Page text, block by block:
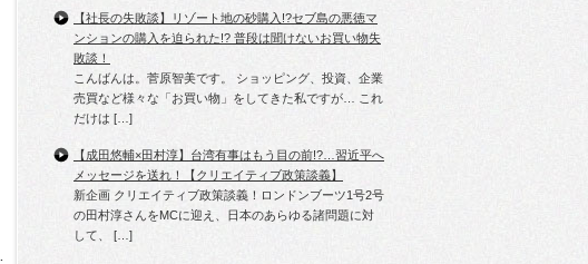
【社長の失敗談】リゾート地の砂購入!?セブ島の悪徳マ
ンションの購入を迫られた!? 普段は聞けないお買い物失
敗談！
こんばんは。菅原智美です。 ショッピング、投資、企業
売買など様々な「お買い物」をしてきた私ですが… これ
だけは […]
【成田悠輔×田村淳】台湾有事はもう目の前!?…習近平へ
メッセージを送れ！【クリエイティブ政策談義】
新企画 クリエイティブ政策談義！ロンドンブーツ1号2号
の田村淳さんをMCに迎え、日本のあらゆる諸問題に対
して、 […]